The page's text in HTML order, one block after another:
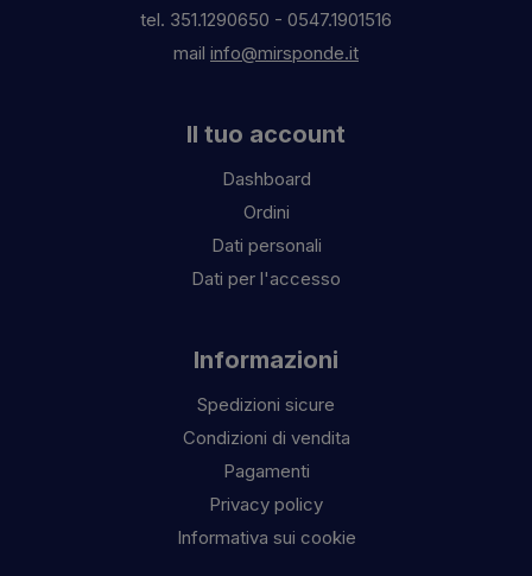
tel. 351.1290650 - 0547.1901516
mail info@mirsponde.it
Il tuo account
Dashboard
Ordini
Dati personali
Dati per l'accesso
Informazioni
Spedizioni sicure
Condizioni di vendita
Pagamenti
Privacy policy
Informativa sui cookie